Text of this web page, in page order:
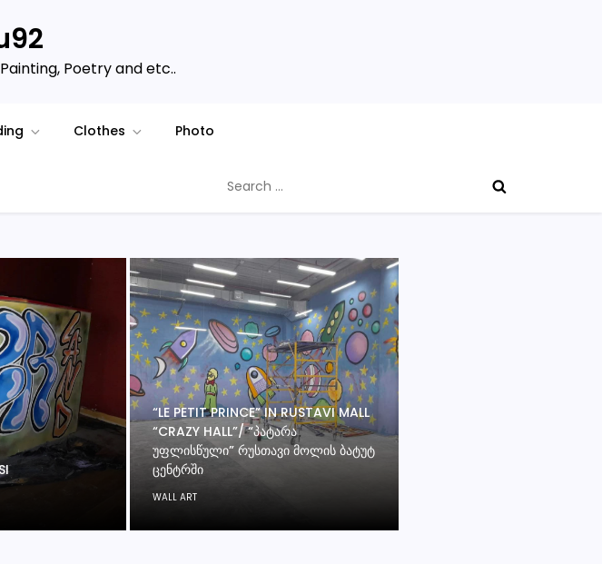
Poetry and etc..
Clothes Photo
for:
“LE PETIT PRINCE” IN RUSTAVI MALL
“CRAZY HALL”/ “ᲞᲐᲢᲐᲠᲐ
ᲣᲤᲚᲘᲡᲬᲣᲚᲘ” ᲠᲣᲡᲗᲐᲕᲘ ᲛᲝᲚᲘᲡ ᲑᲐᲢᲣᲢ
ᲪᲔᲜᲢᲠᲨᲘ
WALL ART